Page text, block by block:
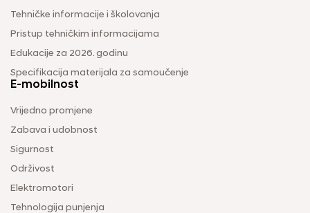
Tehničke informacije i školovanja
Pristup tehničkim informacijama
Edukacije za 2026. godinu
Specifikacija materijala za samoučenje
E-mobilnost
Vrijedno promjene
Zabava i udobnost
Sigurnost
Održivost
Elektromotori
Tehnologija punjenja